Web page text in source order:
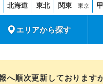
北海道 東北 関東 東京
エリアから探す
へ順次更新しております